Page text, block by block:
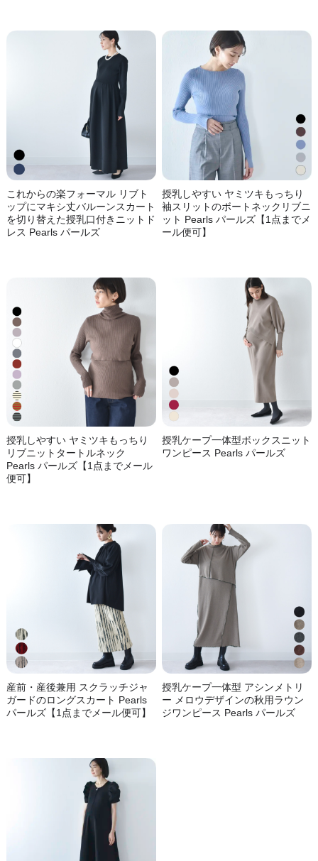
これからの楽フォーマル リブト
ップにマキシ丈バルーンスカート
を切り替えた授乳口付きニットド
レス Pearls パールズ
授乳しやすい ヤミツキもっちり
袖スリットのボートネックリブニ
ット Pearls パールズ【1点までメ
ール便可】
授乳しやすい ヤミツキもっちり
リブニットタートルネック
Pearls パールズ【1点までメール
便可】
授乳ケープ一体型ボックスニット
ワンピース Pearls パールズ
産前・産後兼用 スクラッチジャ
ガードのロングスカート Pearls
パールズ【1点までメール便可】
授乳ケープ一体型 アシンメトリ
ー メロウデザインの秋用ラウン
ジワンピース Pearls パールズ